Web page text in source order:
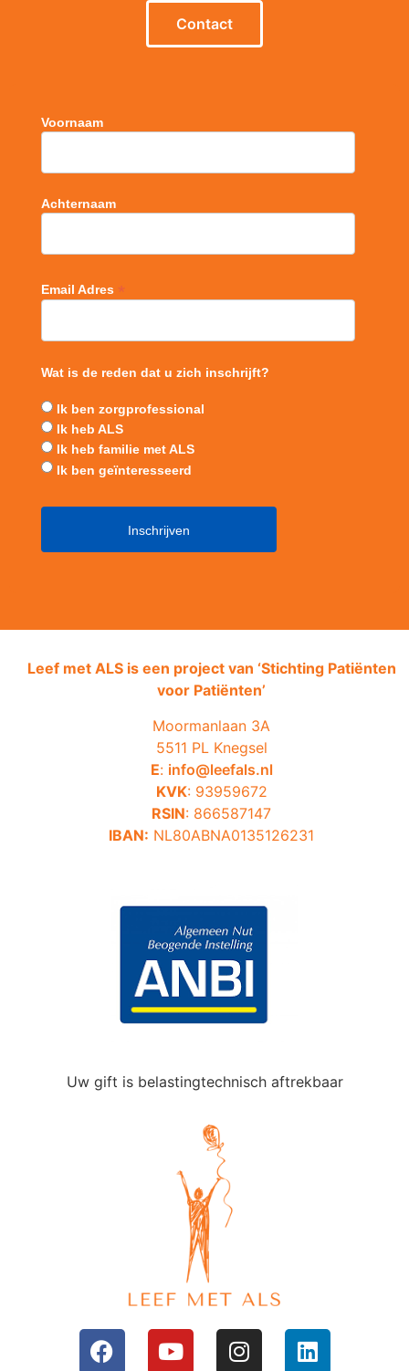
Contact
Voornaam
Achternaam
Email Adres *
Wat is de reden dat u zich inschrijft?
Ik ben zorgprofessional
Ik heb ALS
Ik heb familie met ALS
Ik ben geïnteresseerd
Leef met ALS is een project van ‘Stichting Patiënten
voor Patiënten’
Moormanlaan 3A
5511 PL Knegsel
E: info@leefals.nl
KVK: 93959672
RSIN: 866587147
IBAN: NL80ABNA0135126231
Uw gift is belastingtechnisch aftrekbaar